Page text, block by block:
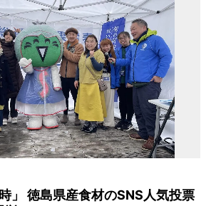
」 徳島県産食材のSNS人気投票